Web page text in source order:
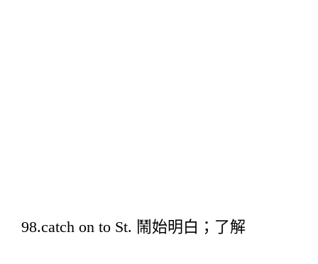
98.catch on to St. 鬧始明白；了解